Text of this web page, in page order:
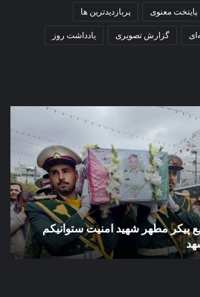
پایتخت معنوی پربازدیدترین ها
گزارش تصویری یادداشت روز
پیکر مطهر شهید امنیت ستوانیکم
با